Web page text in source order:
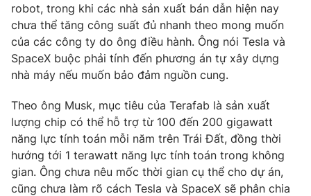
Photo Infographic
Video Shorts video
VTV Money VTV Thể thao
VTV Sức khoẻ Bất động sản
Thị trường 24h Tấm lòng Việt
robot, trong khi các nhà sản xuất bán dẫn hiện nay
chưa thể tăng công suất đủ nhanh theo mong muốn
của các công ty do ông điều hành. Ông nói Tesla và
SpaceX buộc phải tính đến phương án tự xây dựng
nhà máy nếu muốn bảo đảm nguồn cung.
Theo ông Musk, mục tiêu của Terafab là sản xuất
lượng chip có thể hỗ trợ từ 100 đến 200 gigawatt
năng lực tính toán mỗi năm trên Trái Đất, đồng thời
hướng tới 1 terawatt năng lực tính toán trong không
gian. Ông chưa nêu mốc thời gian cụ thể cho dự án,
cũng chưa làm rõ cách Tesla và SpaceX sẽ phân chia